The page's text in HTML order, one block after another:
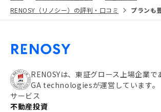
RENOSY（リノシー）の評判・口コミ
プランも
RENOSYは、東証グロース上場企業で
GA technologiesが運営しています。
サービス
不動産投資